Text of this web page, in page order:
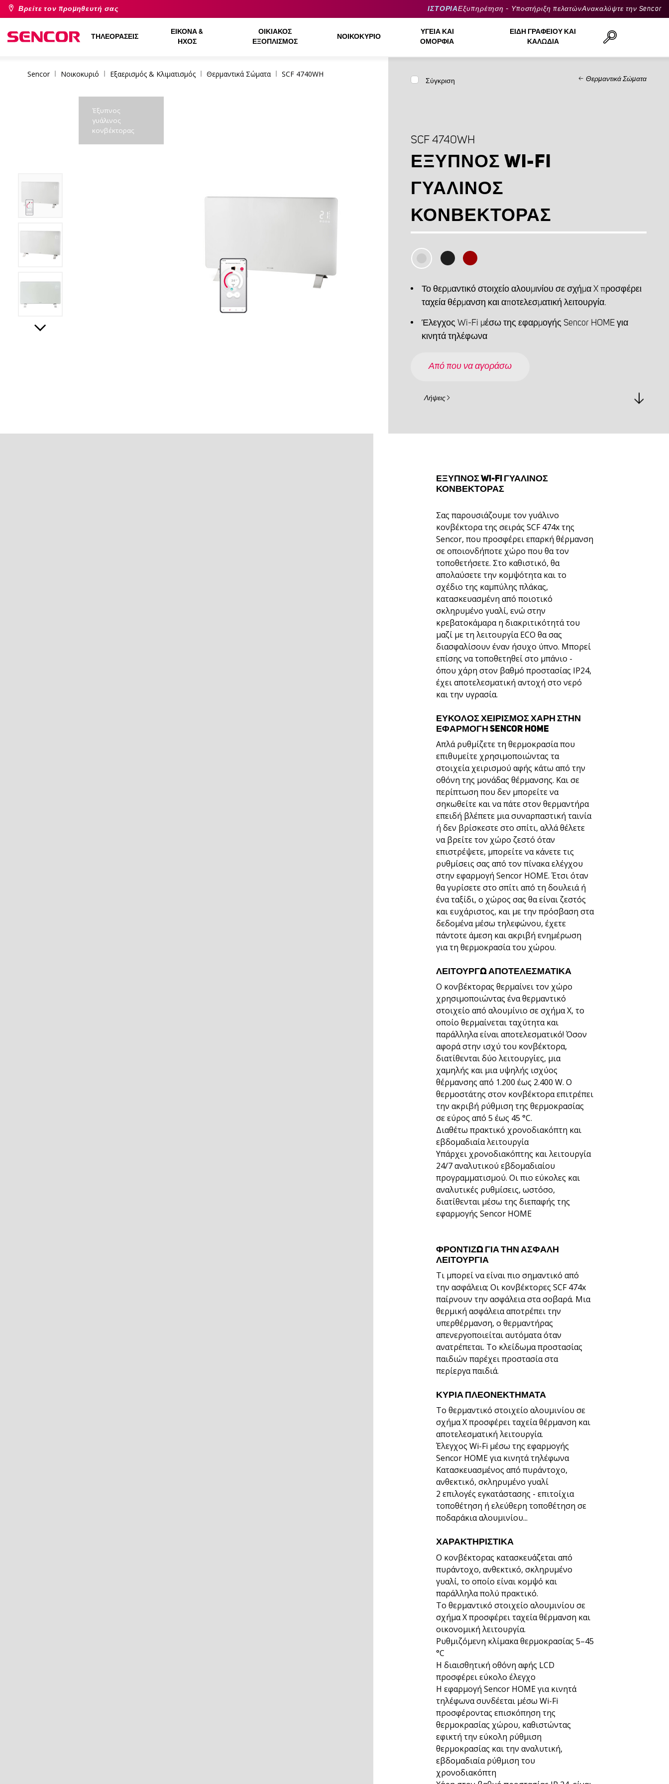
Βρείτε τον προμηθευτή σας ΙΣΤΟΡΙΑΕξυπηρέτηση - Υποστήριξη πελατώνΑνακαλύψτε την Sencor
ΤΗΛΕΟΡΆΣΕΙΣ
ΕΙΚΌΝΑ &
ΉΧΟΣ
ΟΙΚΙΑΚΌΣ
ΕΞΟΠΛΙΣΜΌΣ
ΝΟΙΚΟΚΥΡΙΌ
ΥΓΕΊΑ ΚΑΙ
ΟΜΟΡΦΙΆ
ΕΊΔΗ ΓΡΑΦΕΊΟΥ ΚΑΙ
ΚΑΛΏΔΙΑ
Sencor Νοικοκυριό Εξαερισμός & Κλιματισμός Θερμαντικά Σώματα SCF 4740WH
Έξυπνος
γυάλινος
κονβέκτορας
Σύγκριση Θερμαντικά Σώματα
SCF 4740WH
ΈΞΥΠΝΟΣ WI-FI
ΓΥΆΛΙΝΟΣ
ΚΟΝΒΈΚΤΟΡΑΣ
Το θερμαντικό στοιχείο αλουμινίου σε σχήμα X προσφέρει
ταχεία θέρμανση και αποτελεσματική λειτουργία.
Έλεγχος Wi-Fi μέσω της εφαρμογής Sencor HOME για
κινητά τηλέφωνα
Από που να αγοράσω
Λήψεις
ΈΞΥΠΝΟΣ WI-FI ΓΥΆΛΙΝΟΣ
ΚΟΝΒΈΚΤΟΡΑΣ
Σας παρουσιάζουμε τον γυάλινο
κονβέκτορα της σειράς SCF 474x της
Sencor, που προσφέρει επαρκή θέρμανση
σε οποιονδήποτε χώρο που θα τον
τοποθετήσετε. Στο καθιστικό, θα
απολαύσετε την κομψότητα και το
σχέδιο της καμπύλης πλάκας,
κατασκευασμένη από ποιοτικό
σκληρυμένο γυαλί, ενώ στην
κρεβατοκάμαρα η διακριτικότητά του
μαζί με τη λειτουργία ECO θα σας
διασφαλίσουν έναν ήσυχο ύπνο. Μπορεί
επίσης να τοποθετηθεί στο μπάνιο -
όπου χάρη στον βαθμό προστασίας IP24,
έχει αποτελεσματική αντοχή στο νερό
και την υγρασία.
ΕΎΚΟΛΟΣ ΧΕΙΡΙΣΜΌΣ ΧΆΡΗ ΣΤΗΝ
ΕΦΑΡΜΟΓΉ SENCOR HOME
Απλά ρυθμίζετε τη θερμοκρασία που
επιθυμείτε χρησιμοποιώντας τα
στοιχεία χειρισμού αφής κάτω από την
οθόνη της μονάδας θέρμανσης. Και σε
περίπτωση που δεν μπορείτε να
σηκωθείτε και να πάτε στον θερμαντήρα
επειδή βλέπετε μια συναρπαστική ταινία
ή δεν βρίσκεστε στο σπίτι, αλλά θέλετε
να βρείτε τον χώρο ζεστό όταν
επιστρέψετε, μπορείτε να κάνετε τις
ρυθμίσεις σας από τον πίνακα ελέγχου
στην εφαρμογή Sencor HOME. Έτσι όταν
θα γυρίσετε στο σπίτι από τη δουλειά ή
ένα ταξίδι, ο χώρος σας θα είναι ζεστός
και ευχάριστος, και με την πρόσβαση στα
δεδομένα μέσω τηλεφώνου, έχετε
πάντοτε άμεση και ακριβή ενημέρωση
για τη θερμοκρασία του χώρου.
ΛΕΙΤΟΥΡΓΏ ΑΠΟΤΕΛΕΣΜΑΤΙΚΆ
Ο κονβέκτορας θερμαίνει τον χώρο
χρησιμοποιώντας ένα θερμαντικό
στοιχείο από αλουμίνιο σε σχήμα X, το
οποίο θερμαίνεται ταχύτητα και
παράλληλα είναι αποτελεσματικό! Όσον
αφορά στην ισχύ του κονβέκτορα,
διατίθενται δύο λειτουργίες, μια
χαμηλής και μια υψηλής ισχύος
θέρμανσης από 1.200 έως 2.400 W. Ο
θερμοστάτης στον κονβέκτορα επιτρέπει
την ακριβή ρύθμιση της θερμοκρασίας
σε εύρος από 5 έως 45 °C.
Διαθέτω πρακτικό χρονοδιακόπτη και
εβδομαδιαία λειτουργία
Υπάρχει χρονοδιακόπτης και λειτουργία
24/7 αναλυτικού εβδομαδιαίου
προγραμματισμού. Οι πιο εύκολες και
αναλυτικές ρυθμίσεις, ωστόσο,
διατίθενται μέσω της διεπαφής της
εφαρμογής Sencor HOME
ΦΡΟΝΤΊΖΩ ΓΙΑ ΤΗΝ ΑΣΦΑΛΉ
ΛΕΙΤΟΥΡΓΊΑ
Τι μπορεί να είναι πιο σημαντικό από
την ασφάλεια; Οι κονβέκτορες SCF 474x
παίρνουν την ασφάλεια στα σοβαρά. Μια
θερμική ασφάλεια αποτρέπει την
υπερθέρμανση, ο θερμαντήρας
απενεργοποιείται αυτόματα όταν
ανατρέπεται. Το κλείδωμα προστασίας
παιδιών παρέχει προστασία στα
περίεργα παιδιά.
ΚΎΡΙΑ ΠΛΕΟΝΕΚΤΉΜΑΤΑ
Το θερμαντικό στοιχείο αλουμινίου σε
σχήμα X προσφέρει ταχεία θέρμανση και
αποτελεσματική λειτουργία.
Έλεγχος Wi-Fi μέσω της εφαρμογής
Sencor HOME για κινητά τηλέφωνα
Κατασκευασμένος από πυράντοχο,
ανθεκτικό, σκληρυμένο γυαλί
2 επιλογές εγκατάστασης - επιτοίχια
τοποθέτηση ή ελεύθερη τοποθέτηση σε
ποδαράκια αλουμινίου...
ΧΑΡΑΚΤΗΡΙΣΤΙΚΆ
Ο κονβέκτορας κατασκευάζεται από
πυράντοχο, ανθεκτικό, σκληρυμένο
γυαλί, το οποίο είναι κομψό και
παράλληλα πολύ πρακτικό.
Το θερμαντικό στοιχείο αλουμινίου σε
σχήμα X προσφέρει ταχεία θέρμανση και
οικονομική λειτουργία.
Ρυθμιζόμενη κλίμακα θερμοκρασίας 5–45
°C
Η διαισθητική οθόνη αφής LCD
προσφέρει εύκολο έλεγχο
Η εφαρμογή Sencor HOME για κινητά
τηλέφωνα συνδέεται μέσω Wi-Fi
προσφέροντας επισκόπηση της
θερμοκρασίας χώρου, καθιστώντας
εφικτή την εύκολη ρύθμιση
θερμοκρασίας και την αναλυτική,
εβδομαδιαία ρύθμιση του
χρονοδιακόπτη